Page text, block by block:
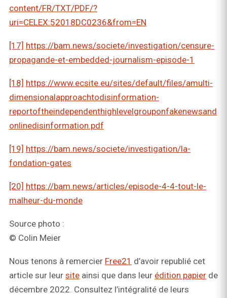
content/FR/TXT/PDF/?
uri=CELEX:52018DC0236&from=EN
[17] https://bam.news/societe/investigation/censure-
propagande-et-embedded-journalism-episode-1
[18] https://www.ecsite.eu/sites/default/files/amulti-
dimensionalapproachtodisinformation-
reportoftheindependenthighlevelgrouponfakenewsand
onlinedisinformation.pdf
[19] https://bam.news/societe/investigation/la-
fondation-gates
[20] https://bam.news/articles/episode-4-4-tout-le-
malheur-du-monde
Source photo :
© Colin Meier
Nous tenons à remercier Free21 d’avoir republié cet
article sur leur site ainsi que dans leur édition papier de
décembre 2022. Consultez l’intégralité de leurs